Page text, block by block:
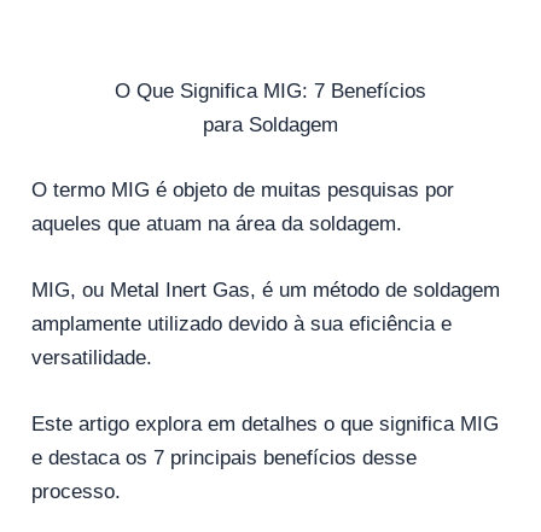
O Que Significa MIG: 7 Benefícios
para Soldagem
O termo MIG é objeto de muitas pesquisas por
aqueles que atuam na área da soldagem.
MIG, ou Metal Inert Gas, é um método de soldagem
amplamente utilizado devido à sua eficiência e
versatilidade.
Este artigo explora em detalhes o que significa MIG
e destaca os 7 principais benefícios desse
processo.